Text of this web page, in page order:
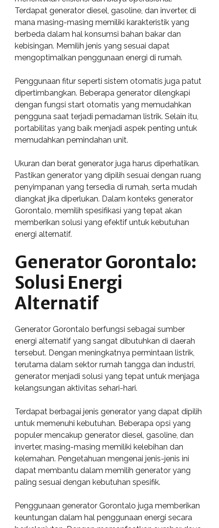
Terdapat generator diesel, gasoline, dan inverter, di
mana masing-masing memiliki karakteristik yang
berbeda dalam hal konsumsi bahan bakar dan
kebisingan. Memilih jenis yang sesuai dapat
mengoptimalkan penggunaan energi di rumah.
Penggunaan fitur seperti sistem otomatis juga patut
dipertimbangkan. Beberapa generator dilengkapi
dengan fungsi start otomatis yang memudahkan
pengguna saat terjadi pemadaman listrik. Selain itu,
portabilitas yang baik menjadi aspek penting untuk
memudahkan pemindahan unit.
Ukuran dan berat generator juga harus diperhatikan.
Pastikan generator yang dipilih sesuai dengan ruang
penyimpanan yang tersedia di rumah, serta mudah
diangkat jika diperlukan. Dalam konteks generator
Gorontalo, memilih spesifikasi yang tepat akan
memberikan solusi yang efektif untuk kebutuhan
energi alternatif.
Generator Gorontalo:
Solusi Energi
Alternatif
Generator Gorontalo berfungsi sebagai sumber
energi alternatif yang sangat dibutuhkan di daerah
tersebut. Dengan meningkatnya permintaan listrik,
terutama dalam sektor rumah tangga dan industri,
generator menjadi solusi yang tepat untuk menjaga
kelangsungan aktivitas sehari-hari.
Terdapat berbagai jenis generator yang dapat dipilih
untuk memenuhi kebutuhan. Beberapa opsi yang
populer mencakup generator diesel, gasoline, dan
inverter, masing-masing memiliki kelebihan dan
kelemahan. Pengetahuan mengenai jenis-jenis ini
dapat membantu dalam memilih generator yang
paling sesuai dengan kebutuhan spesifik.
Penggunaan generator Gorontalo juga memberikan
keuntungan dalam hal penggunaan energi secara